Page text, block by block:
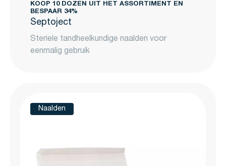
KOOP 10 DOZEN UIT HET ASSORTIMENT EN
BESPAAR 34%
Septoject
Steriele tandheelkundige naalden voor
eenmalig gebruik
Naalden